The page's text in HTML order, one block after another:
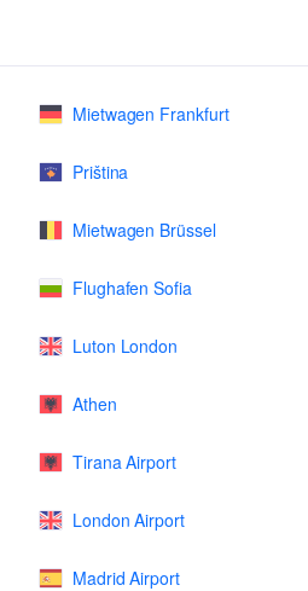
Mietwagen Frankfurt
Priština
Mietwagen Brüssel
Flughafen Sofia
Luton London
Athen
Tirana Airport
London Airport
Madrid Airport